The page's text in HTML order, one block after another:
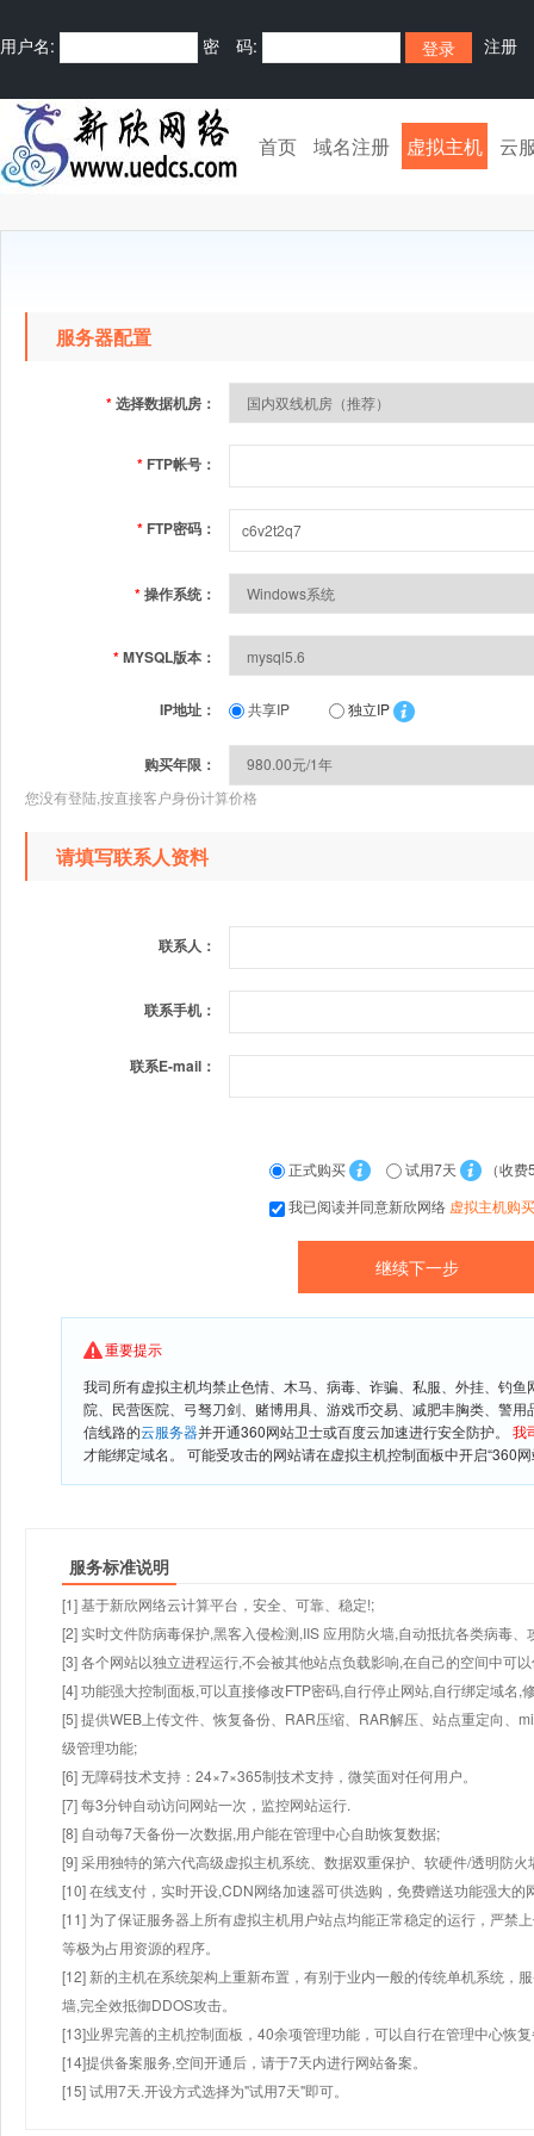
用户名: 密 码: 注册
首页 域名注册 虚拟主机 云
服务器配置
*选择数据机房：
* FTP帐号：
* FTP密码：
*操作系统：
*MYSQL版本：
IP地址： 共享IP 独立IP
购买年限：
您没有登陆,按直接客户身份计算价格
请填写联系人资料
联系人：
联系手机：
联系E-mail：
正式购买 试用7天
（收费
我已阅读并同意新欣网络 虚拟主机购
重要提示
我司所有虚拟主机均禁止色情、木马、病毒、诈骗、私服、外挂、钓
院、民营医院、弓驽刀剑、赌博用具、游戏币交易、减肥丰胸类、警
信线路的云服务器并开通360网站卫士或百度云加速进行安全防护。 我
才能绑定域名。 可能受攻击的网站请在虚拟主机控制面板中开启“360
服务标准说明
[1] 基于新欣网络云计算平台，安全、可靠、稳定!;
[2] 实时文件防病毒保护,黑客入侵检测,IIS 应用防火墙,自动抵抗各类病毒、
[3] 各个网站以独立进程运行,不会被其他站点负载影响,在自己的空间中可
[4] 功能强大控制面板,可以直接修改FTP密码,自行停止网站,自行绑定域名,
[5] 提供WEB上传文件、恢复备份、RAR压缩、RAR解压、站点重定向、
级管理功能;
[6] 无障碍技术支持：24×7×365制技术支持，微笑面对任何用户。
[7] 每3分钟自动访问网站一次，监控网站运行.
[8] 自动每7天备份一次数据,用户能在管理中心自助恢复数据;
[9] 采用独特的第六代高级虚拟主机系统、数据双重保护、软硬件/透明防火
[10] 在线支付，实时开设,CDN网络加速器可供选购，免费赠送功能强大
[11] 为了保证服务器上所有虚拟主机用户站点均能正常稳定的运行，严禁
等极为占用资源的程序。
[12] 新的主机在系统架构上重新布置，有别于业内一般的传统单机系统，
墙,完全效抵御DDOS攻击。
[13]业界完善的主机控制面板，40余项管理功能，可以自行在管理中心恢
[14]提供备案服务,空间开通后，请于7天内进行网站备案。
[15] 试用7天.开设方式选择为"试用7天"即可。